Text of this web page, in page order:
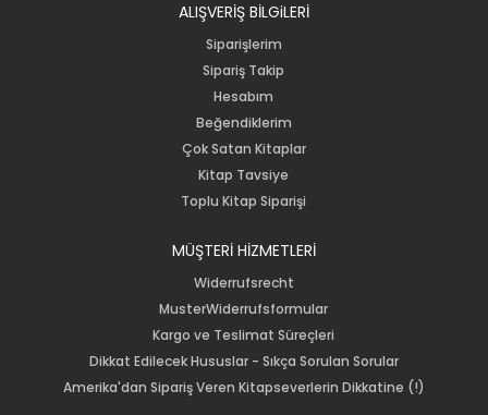
ALIŞVERİŞ BİLGiLERİ
Siparişlerim
Sipariş Takip
Hesabım
Beğendiklerim
Çok Satan Kitaplar
Kitap Tavsiye
Toplu Kitap Siparişi
MÜŞTERİ HİZMETLERİ
Widerrufsrecht
MusterWiderrufsformular
Kargo ve Teslimat Süreçleri
Dikkat Edilecek Hususlar - Sıkça Sorulan Sorular
Amerika'dan Sipariş Veren Kitapseverlerin Dikkatine (!)